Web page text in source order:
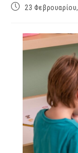
23